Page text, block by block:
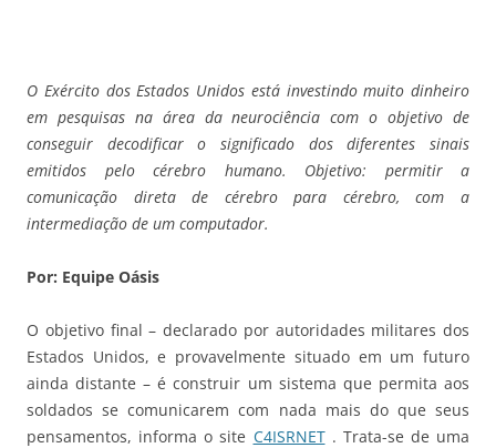
O Exército dos Estados Unidos está investindo muito dinheiro
em pesquisas na área da neurociência com o objetivo de
conseguir decodificar o significado dos diferentes sinais
emitidos pelo cérebro humano. Objetivo: permitir a
comunicação direta de cérebro para cérebro, com a
intermediação de um computador.
Por: Equipe Oásis
O objetivo final – declarado por autoridades militares dos
Estados Unidos, e provavelmente situado em um futuro
ainda distante – é construir um sistema que permita aos
soldados se comunicarem com nada mais do que seus
pensamentos, informa o site C4ISRNET. Trata-se de uma